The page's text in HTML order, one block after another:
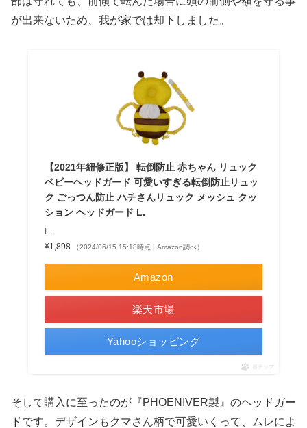
が出来ないため、我が家では却下しました。
【2021年紐修正版】 転倒防止 赤ちゃん リュック
ベビーヘッドガード 可愛いすぎる転倒防止リュッ
ク ごっつん防止 ハチさんリュック メッシュ クッ
ション ヘッドガード L.
L.
¥1,898
（2024/06/15 15:18時点 | Amazon調べ）
Amazon
楽天市場
Yahooショッピング
ポチップ
そして購入に至ったのが『PHOENIVER製』のヘッドガー
ドです。デザインもクマさん柄で可愛いくって、ムレによ